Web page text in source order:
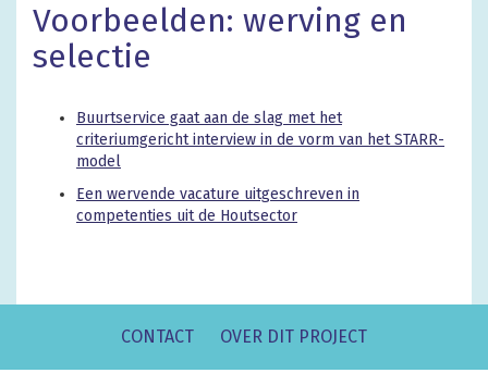
Voorbeelden: werving en
selectie
Buurtservice gaat aan de slag met het
criteriumgericht interview in de vorm van het STARR-
model
Een wervende vacature uitgeschreven in
competenties uit de Houtsector
CONTACT OVER DIT PROJECT